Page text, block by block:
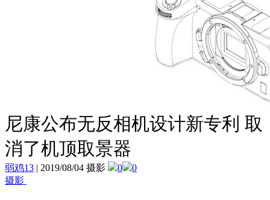
尼康公布无反相机设计新专利 取
消了机顶取景器
弱鸡13 | 2019/08/04 摄影 0
0
摄影